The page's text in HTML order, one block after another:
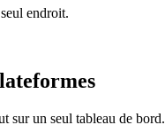
endroit.
sur un seul tableau de bord.